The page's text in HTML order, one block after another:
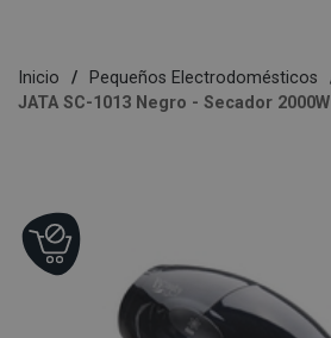
Inicio Pequeños Electrodomésticos
JATA SC-1013 Negro - Secador 2000W